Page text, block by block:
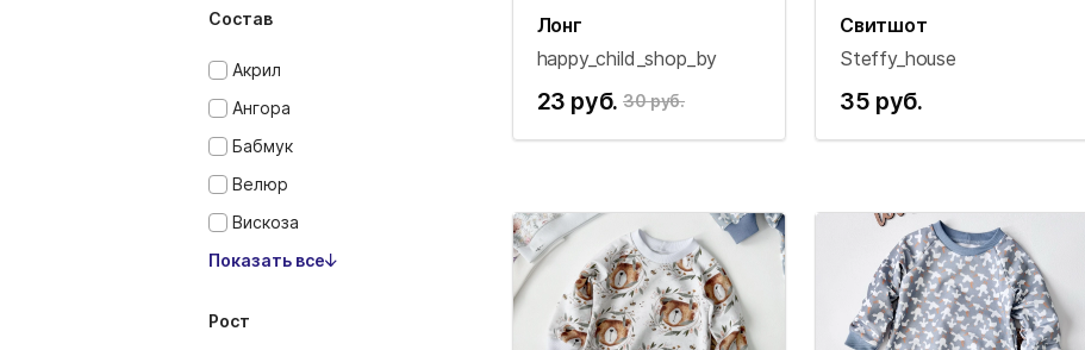
Состав
Акрил
Ангора
Бабмук
Велюр
Вискоза
Показать все
Рост
Лонг
happy_child_shop_by
23 руб. 30 руб.
Свитшот
Steffy_house
35 руб.